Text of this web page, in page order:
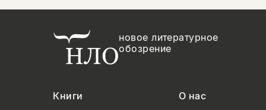
новое литературное
обозрение
Книги
О нас